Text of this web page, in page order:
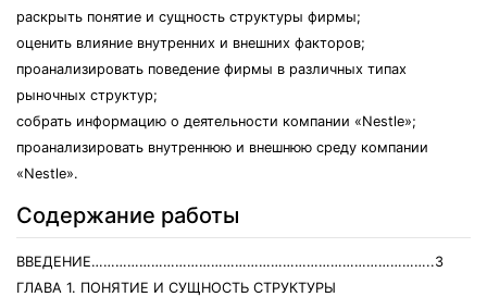
раскрыть понятие и сущность структуры фирмы;
оценить влияние внутренних и внешних факторов;
проанализировать поведение фирмы в различных типах
рыночных структур;
собрать информацию о деятельности компании «Nestle»;
проанализировать внутреннюю и внешнюю среду компании
«Nestle».
Содержание работы
ВВЕДЕНИЕ…………………………………………………………………………..3
ГЛАВА 1. ПОНЯТИЕ И СУЩНОСТЬ СТРУКТУРЫ